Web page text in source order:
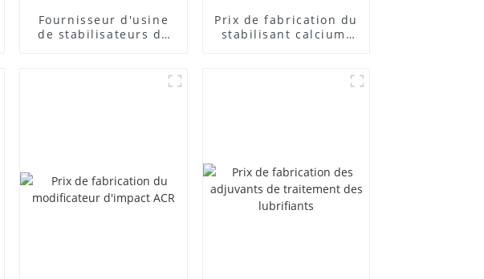
Fournisseur d'usine
de stabilisateurs de
Prix ​​de fabrication du
stabilisant calcium-